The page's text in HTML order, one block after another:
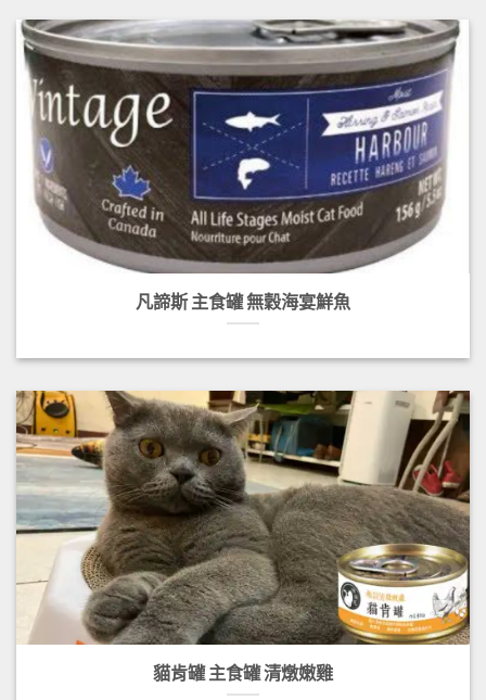
凡諦斯 主食罐 無穀海宴鮮魚
貓肯罐 主食罐 清燉嫩雞